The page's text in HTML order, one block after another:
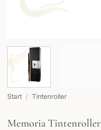
Start / Tintenroller
Memoria Tintenroller